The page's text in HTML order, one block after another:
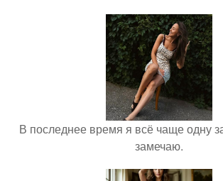
В последнее время я всё чаще одну
замечаю.